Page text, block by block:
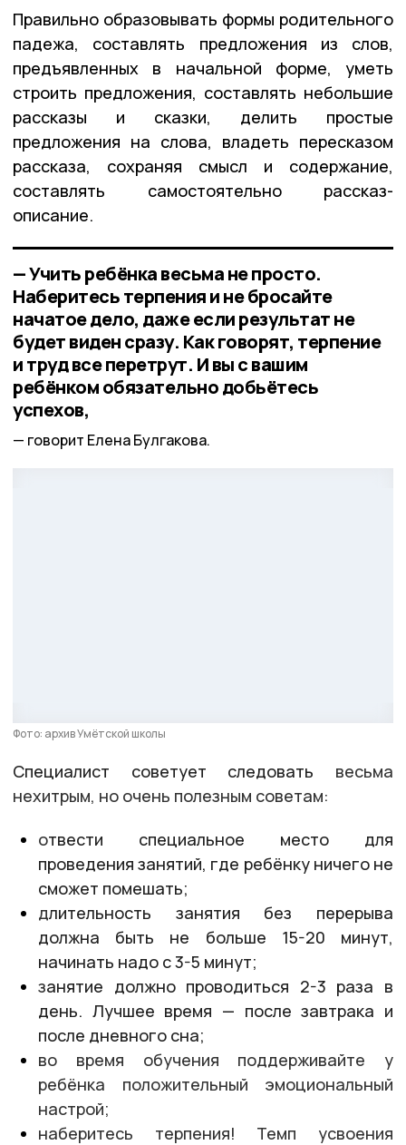
Правильно образовывать формы родительного
падежа, составлять предложения из слов,
предъявленных в начальной форме, уметь
строить предложения, составлять небольшие
рассказы и сказки, делить простые
предложения на слова, владеть пересказом
рассказа, сохраняя смысл и содержание,
составлять самостоятельно рассказ-
описание.
— Учить ребёнка весьма не просто.
Наберитесь терпения и не бросайте
начатое дело, даже если результат не
будет виден сразу. Как говорят, терпение
и труд все перетрут. И вы с вашим
ребёнком обязательно добьётесь
успехов,
говорит Елена Булгакова.
Фото: архив Умëтской школы
Специалист советует следовать весьма
нехитрым, но очень полезным советам:
отвести специальное место для
проведения занятий, где ребёнку ничего не
сможет помешать;
длительность занятия без перерыва
должна быть не больше 15-20 минут,
начинать надо с 3-5 минут;
занятие должно проводиться 2-3 раза в
день. Лучшее время — после завтрака и
после дневного сна;
во время обучения поддерживайте у
ребёнка положительный эмоциональный
настрой;
наберитесь терпения! Темп усвоения